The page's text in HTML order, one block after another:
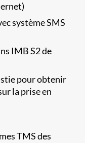
système SMS
IMB S2 de
pour obtenir
la prise en
TMS des